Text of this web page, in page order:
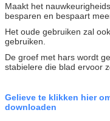
Maakt het
besparen en bespaart
Het oude gebruiken zal
gebruiken.
De groef met hars wordt
stabielere die blad ervoor
Gelieve te klikken hier
downloaden